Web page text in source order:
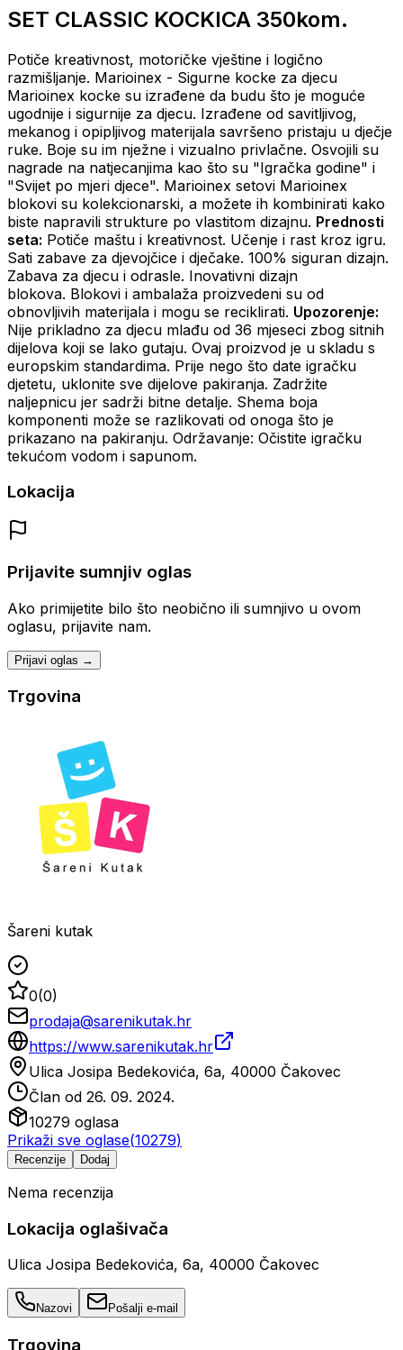
SET CLASSIC KOCKICA 350kom.
Potiče kreativnost, motoričke vještine i logično
razmišljanje. Marioinex - Sigurne kocke za djecu
Marioinex kocke su izrađene da budu što je moguće
ugodnije i sigurnije za djecu. Izrađene od savitljivog,
mekanog i opipljivog materijala savršeno pristaju u dječje
ruke. Boje su im nježne i vizualno privlačne. Osvojili su
nagrade na natjecanjima kao što su "Igračka godine" i
"Svijet po mjeri djece". Marioinex setovi Marioinex
blokovi su kolekcionarski, a možete ih kombinirati kako
biste napravili strukture po vlastitom dizajnu. Prednosti
seta: Potiče maštu i kreativnost. Učenje i rast kroz igru.
Sati zabave za djevojčice i dječake. 100% siguran dizajn.
Zabava za djecu i odrasle. Inovativni dizajn
blokova. Blokovi i ambalaža proizvedeni su od
obnovljivih materijala i mogu se reciklirati. Upozorenje:
Nije prikladno za djecu mlađu od 36 mjeseci zbog sitnih
dijelova koji se lako gutaju. Ovaj proizvod je u skladu s
europskim standardima. Prije nego što date igračku
djetetu, uklonite sve dijelove pakiranja. Zadržite
naljepnicu jer sadrži bitne detalje. Shema boja
komponenti može se razlikovati od onoga što je
prikazano na pakiranju. Održavanje: Očistite igračku
tekućom vodom i sapunom.
Lokacija
Prijavite sumnjiv oglas
Ako primijetite bilo što neobično ili sumnjivo u ovom
oglasu, prijavite nam.
Prijavi oglas →
Trgovina
Šareni kutak
0(0)
prodaja@sarenikutak.hr
https://www.sarenikutak.hr
Ulica Josipa Bedekovića, 6a, 40000 Čakovec
Član od 26. 09. 2024.
10279 oglasa
Prikaži sve oglase(10279)
Recenzije Dodaj
Nema recenzija
Lokacija oglašivača
Ulica Josipa Bedekovića, 6a, 40000 Čakovec
Nazovi Pošalji e-mail
Trgovina